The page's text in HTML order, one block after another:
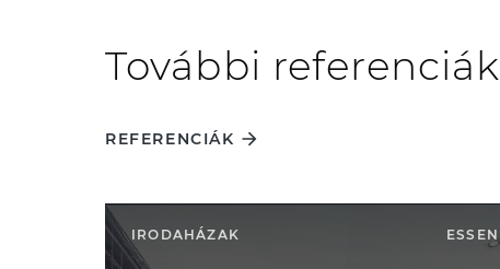
További referenciák
REFERENCIÁK
IRODAHÁZAK ESSEN